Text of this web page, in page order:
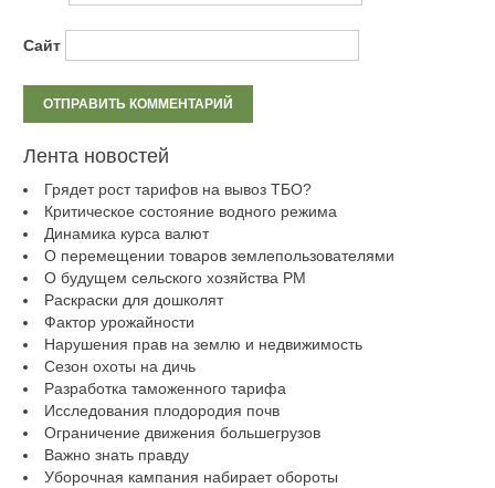
Сайт
Лента новостей
Грядет рост тарифов на вывоз ТБО?
Критическое состояние водного режима
Динамика курса валют
О перемещении товаров землепользователями
О будущем сельского хозяйства РМ
Раскраски для дошколят
Фактор урожайности
Нарушения прав на землю и недвижимость
Сезон охоты на дичь
Разработка таможенного тарифа
Исследования плодородия почв
Ограничение движения большегрузов
Важно знать правду
Уборочная кампания набирает обороты